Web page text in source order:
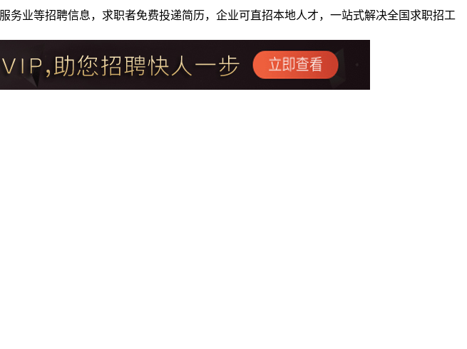
业等招聘信息，求职者免费投递简历，企业可直招本地人才，一站式解决全国求职招工